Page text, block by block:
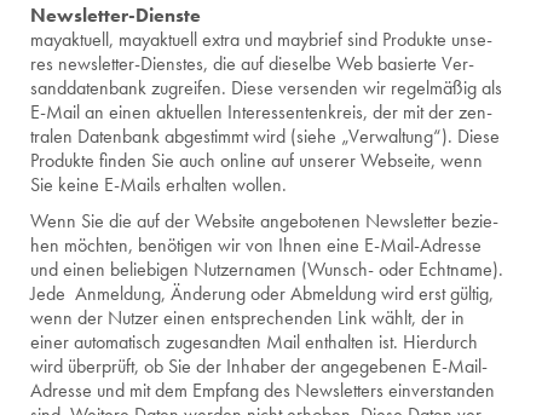
News­let­ter-Diens­te
ma­yak­tu­ell, ma­yak­tu­ell extra und may­brief sind Pro­duk­te un­se­
res news­let­ter-Diens­tes, die auf die­sel­be Web ba­sier­te Ver­
sand­da­ten­bank zu­grei­fen. Diese ver­sen­den wir re­gel­mä­ßig als
E-Mail an einen ak­tu­el­len In­ter­es­sen­ten­kreis, der mit der zen­
tra­len Da­ten­bank ab­ge­stimmt wird (siehe „Ver­wal­tung“). Diese
Pro­duk­te fin­den Sie auch on­line auf un­se­rer Web­sei­te, wenn
Sie keine E-Mails er­hal­ten wol­len.
Wenn Sie die auf der Web­site an­ge­bo­te­nen News­let­ter be­zie­
hen möch­ten, be­nö­ti­gen wir von Ihnen eine E-Mail-Adres­se
und einen be­lie­bi­gen Nut­zer­na­men (Wunsch- oder Echt­na­me).
Jede An­mel­dung, Än­de­rung oder Ab­mel­dung wird erst gül­tig,
wenn der Nut­zer einen ent­spre­chen­den Link wählt, der in
einer au­to­ma­tisch zu­ge­sand­ten Mail ent­hal­ten ist. Hier­durch
wird über­prüft, ob Sie der In­ha­ber der an­ge­ge­be­nen E-Mail-
Adres­se und mit dem Emp­fang des News­let­ters ein­ver­stan­den